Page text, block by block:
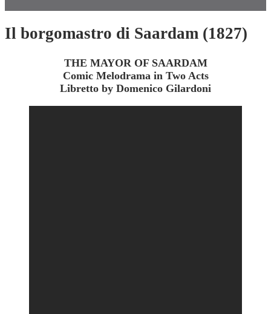
Il borgomastro di Saardam (1827)
THE MAYOR OF SAARDAM
Comic Melodrama in Two Acts
Libretto by Domenico Gilardoni